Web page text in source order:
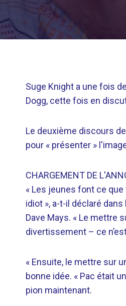
Suge Knight a une fois
Dogg, cette fois en
Le deuxième discours
pour « présenter »
CHARGEMENT DE
« Les jeunes font ce
idiot », a-t-il déclaré
Dave Mays. « Le mettre
divertissement – ​​ce
« Ensuite, le mettre sur
bonne idée. « Pac était
pion maintenant.